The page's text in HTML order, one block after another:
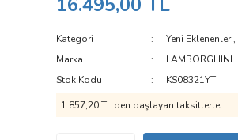
Kategori Yeni Eklenenler,
Marka
LAMBORGHINI
Stok Kodu
KS08321YT
1.857,20 TL den başlayan taksitlerle!